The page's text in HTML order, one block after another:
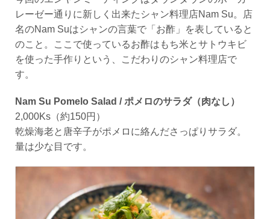
レーゼー通りに新しく出来たシャン料理店Nam Su。店
名のNam Suはシャンの言葉で「お酢」を表していると
のこと。ここで使っているお酢はもち米とサトウキビ
を使った手作りという、こだわりのシャン料理店で
す。
Nam Su Pomelo Salad / ポメロのサラダ（肉なし）
2,000Ks（約150円）
乾燥海老と唐辛子がポメロに絡んださっぱりサラダ。
量は少な目です。